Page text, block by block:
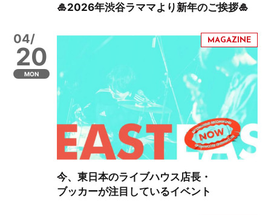
🎍2026年渋谷ラママより新年のご挨拶🎍
04/
20
MON
今、東日本のライブハウス店長・
ブッカーが注目しているイベント